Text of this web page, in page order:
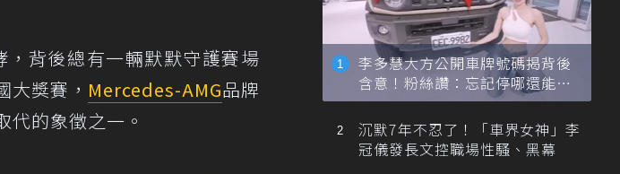
背後總有一輛默默守護賽場
大獎賽， Mercedes-AMG品牌
代的象徵之一。
李多慧大方公開車牌號碼揭背後
含意！粉絲讚：忘記停哪還能幫
忙找車
沉默7年不忍了！「車界女神」李
冠儀發長文控職場性騷、黑幕